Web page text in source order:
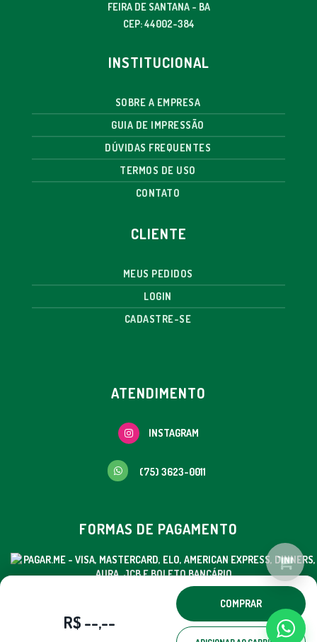
R$ --,--
COMPRAR
FEIRA DE SANTANA - BA
CEP: 44002-384
INSTITUCIONAL
SOBRE A EMPRESA
GUIA DE IMPRESSÃO
DÚVIDAS FREQUENTES
TERMOS DE USO
CONTATO
CLIENTE
MEUS PEDIDOS
LOGIN
CADASTRE-SE
ATENDIMENTO
INSTAGRAM
(75) 3623-0011
FORMAS DE PAGAMENTO
© EMGRAF - TODOS OS DIREITOS RESERVADOS.